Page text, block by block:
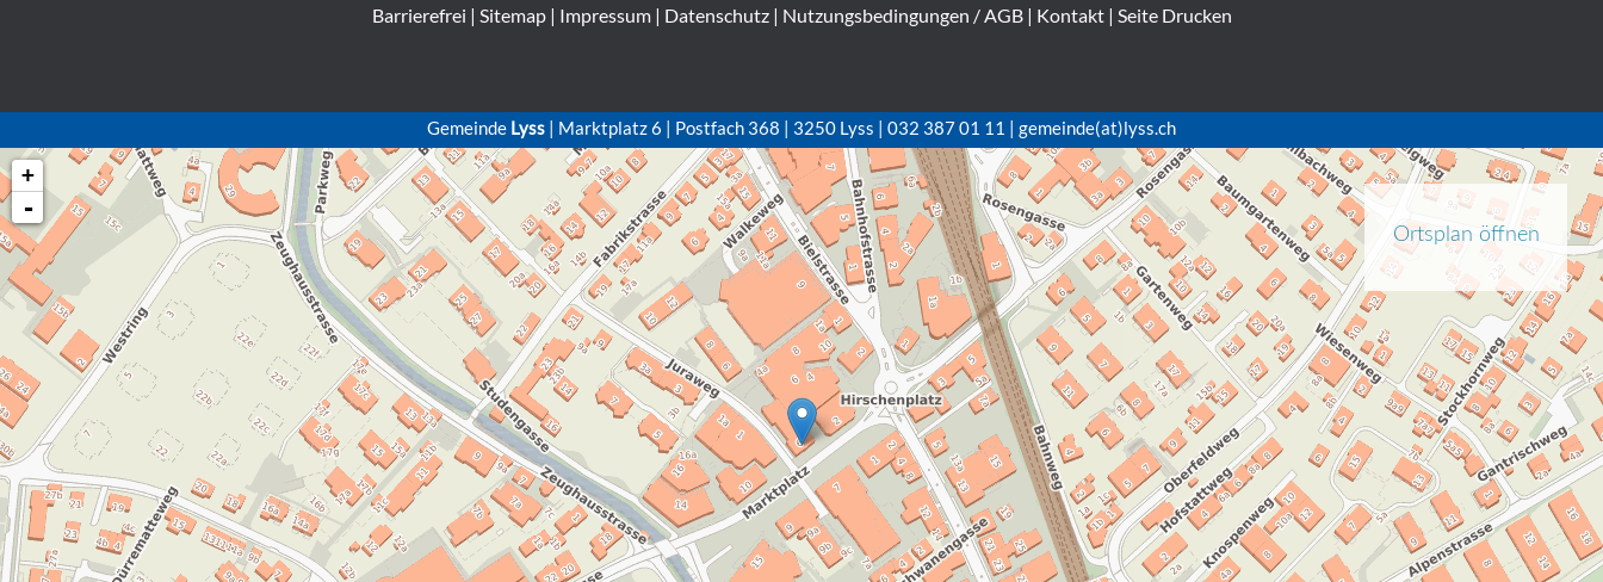
Barrierefrei | Sitemap| Impressum| Datenschutz| Nutzungsbedingungen / AGB| Kontakt| Seite Drucken
Gemeinde Lyss | Marktplatz 6 | Postfach 368 | 3250 Lyss | 032 387 01 11 | gemeinde(at)lyss.ch